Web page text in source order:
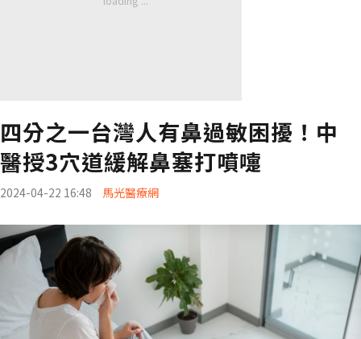
四分之一台灣人有鼻過敏困擾！中
醫授3穴道緩解鼻塞打噴嚏
2024-04-22 16:48 馬光醫療網